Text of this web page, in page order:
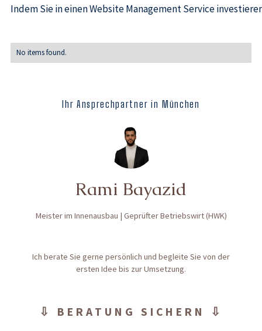
Indem Sie in einen Website Management Service
No items found.
Ihr Ansprechpartner in München
Rami Bayazid
Meister im Innenausbau | Geprüfter Betriebswirt (HWK)
Ich berate Sie gerne persönlich und begleite Sie von der
ersten Idee bis zur Umsetzung.
⇩ BERATUNG SICHERN ⇩